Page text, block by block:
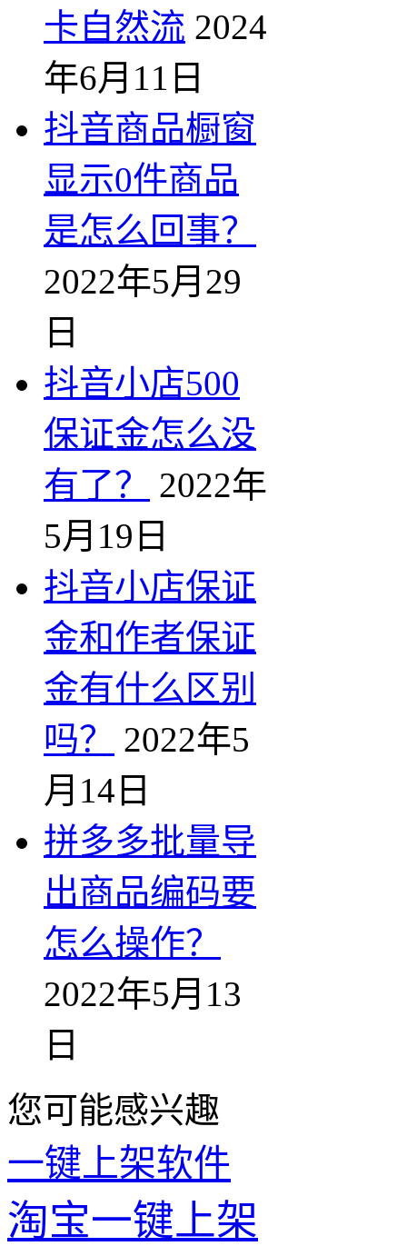
卡自然流 2024
年6月11日
抖音商品橱窗
显示0件商品
是怎么回事？
2022年5月29
日
抖音小店500
保证金怎么没
有了？
2022年
5月19日
抖音小店保证
金和作者保证
金有什么区别
吗？
2022年5
月14日
拼多多批量导
出商品编码要
怎么操作？
2022年5月13
日
您可能感兴趣
一键上架软件
淘宝一键上架